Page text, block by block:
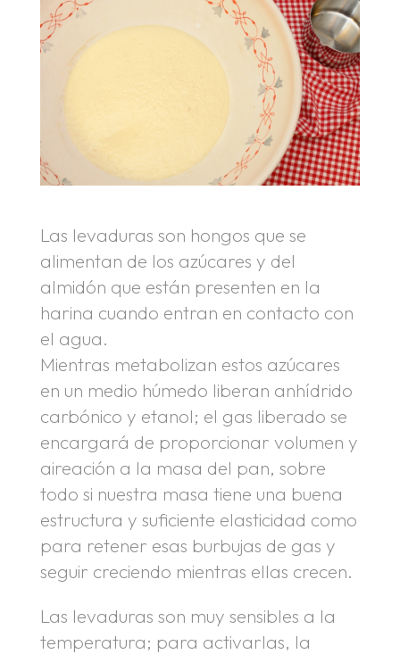
Las levaduras son hongos que se
alimentan de los azúcares y del
almidón que están presenten en la
harina cuando entran en contacto con
el agua.
Mientras metabolizan estos azúcares
en un medio húmedo liberan anhídrido
carbónico y etanol; el gas liberado se
encargará de proporcionar volumen y
aireación a la masa del pan, sobre
todo si nuestra masa tiene una buena
estructura y suficiente elasticidad como
para retener esas burbujas de gas y
seguir creciendo mientras ellas crecen.
Las levaduras son muy sensibles a la
temperatura; para activarlas, la